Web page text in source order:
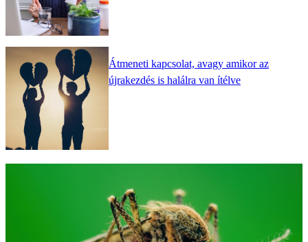
Átmeneti kapcsolat, avagy amikor az
újrakezdés is halálra van ítélve